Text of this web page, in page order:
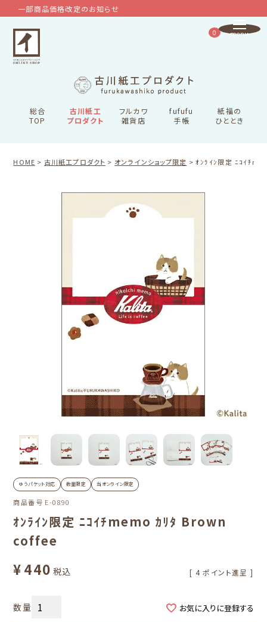
一部商品価格改定のお知らせ
総合
TOP
古川紙工
プロダクト
フルカワ
雑貨店
fufufu
手帳
紙福の
ひととき
0
HOME 古川紙工プロダクト オンラインショップ限定 ｵﾝﾗｲﾝ限定 ﾆｺｲﾁ
ゆうパケット対応 数量限定 当オンライン限定
商品番号 E-0890
ｵﾝﾗｲﾝ限定 ﾆｺｲﾁmemo ｶﾘﾀ Brown
coffee
¥440 税込 [ 4 ポイント進呈 ]
お気に入りに登録する